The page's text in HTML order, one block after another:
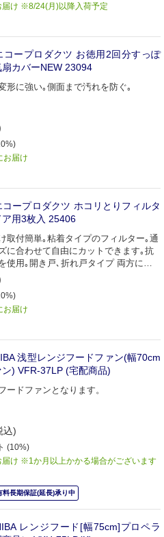
届け ※8/24(月)以降入荷予定
コープロダクツ お徳用2回分すっぽ
扇カバーNEW 23094
形に強い｡側面まで汚れを防ぐ｡
お届け
ープロダクツ ホコリとりフィルタ
用3枚入 25406
取付簡単｡粘着タイプのフィルター｡通
に合わせて自由にカットできます｡抗
使用｡開き戸､折れ戸タイプ 両方に対
お届け
浅型レンジフードファン(幅70cm
) VFR-37LP (宅配商品)
ードファンとなります。
込)
(10%)
届け ※1か月以上かかる場合がございます
料長期保証(延長)承り中
レンジフード[幅75cm]プロペラ